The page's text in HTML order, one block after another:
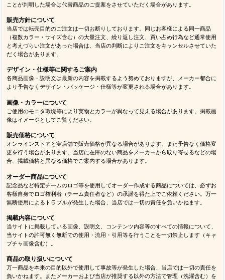
ことが判明した場合は代替商品のご提案をさせていただく場合があります。
販売方針について
当店では転売目的のご注文は一切お断りしております。同じお客様による同一商品
（複数カラー・サイズ含む）の大量注文、繰り返し注文、買い占め行為など通常使用
と考えづらい注文があった場合は、当店の判断によりご注文をキャンセルさせていた
だく場合があります。
デザイン・仕様等に関するご案内
各商品画像・説明文は最新の内容を掲載するよう努めておりますが、メーカー都合に
より予告なくデザイン・パッケージ・仕様等が変更される場合があります。
画像・カラーについて
ご使用のモニタ環境等により実物とカラーが異なって見える場合があります。掲載画
像はイメージとしてご覧ください。
販売価格について
オンラインストアと実店舗で販売価格が異なる場合があります。また予告なく価格変
更を行う場合があります。当店に在庫のない商品をメーカーから取り寄せるなどの場
合、掲載価格と異なる価格でご案内する場合があります。
オーダー商品について
記念品など特定チームのロゴ等を使用してオーダー作成する商品については、必ずお
客様自身でロゴ権利者（チーム責任者など）の承諾を得た上でご依頼ください。万一
無断使用によるトラブルが発生した場合、当店では一切の責任を負いかねます。
掲載内容について
当サイトに掲載している画像、説明文、コンテンツ内容等のすべての情報について、
当サイトの許可無く無断での使用・流用・引用等を行うことを一切禁止します（キャ
プチャ画像含む）。
商品の取り扱いについて
万一商品を本来の目的以外で使用して事故等が発生した場合、当店では一切の責任を
負いかねます。またメーカーおよび当店が推奨する以外の方法で管理（洗濯含む）を